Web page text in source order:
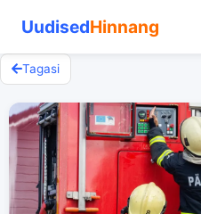
UudisedHinnang
Tagasi